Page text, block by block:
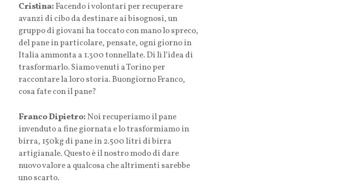
Cristina:Facendo i volontari per recuperare
avanzi di cibo da destinare ai bisognosi, un
gruppo di giovani ha toccato con mano lo spreco,
del pane in particolare, pensate, ogni giorno in
Italia ammonta a 1.300 tonnellate. Di lì l’idea di
trasformarlo. Siamo venuti a Torino per
raccontare la loro storia. Buongiorno Franco,
cosa fate con il pane?
Franco Dipietro: Noi recuperiamo il pane
invenduto a fine giornata e lo trasformiamo in
birra, 150kg di pane in 2.500 litri di birra
artigianale. Questo è il nostro modo di dare
nuovo valore a qualcosa che altrimenti sarebbe
uno scarto.